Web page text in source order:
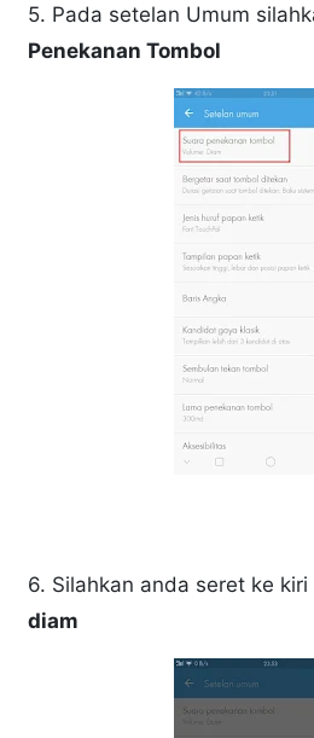
5. Pada setelan Umum
Penekanan Tombol
6. Silahkan anda seret ke
diam